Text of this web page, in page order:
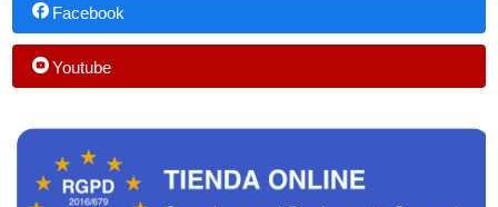
Facebook
Youtube